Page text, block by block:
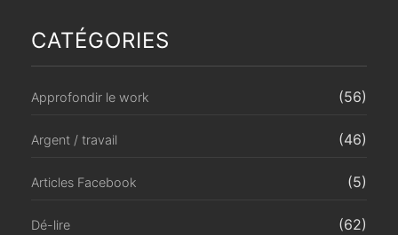
CATÉGORIES
Approfondir le work (56)
Argent / travail (46)
Articles Facebook (5)
Dé-lire (62)